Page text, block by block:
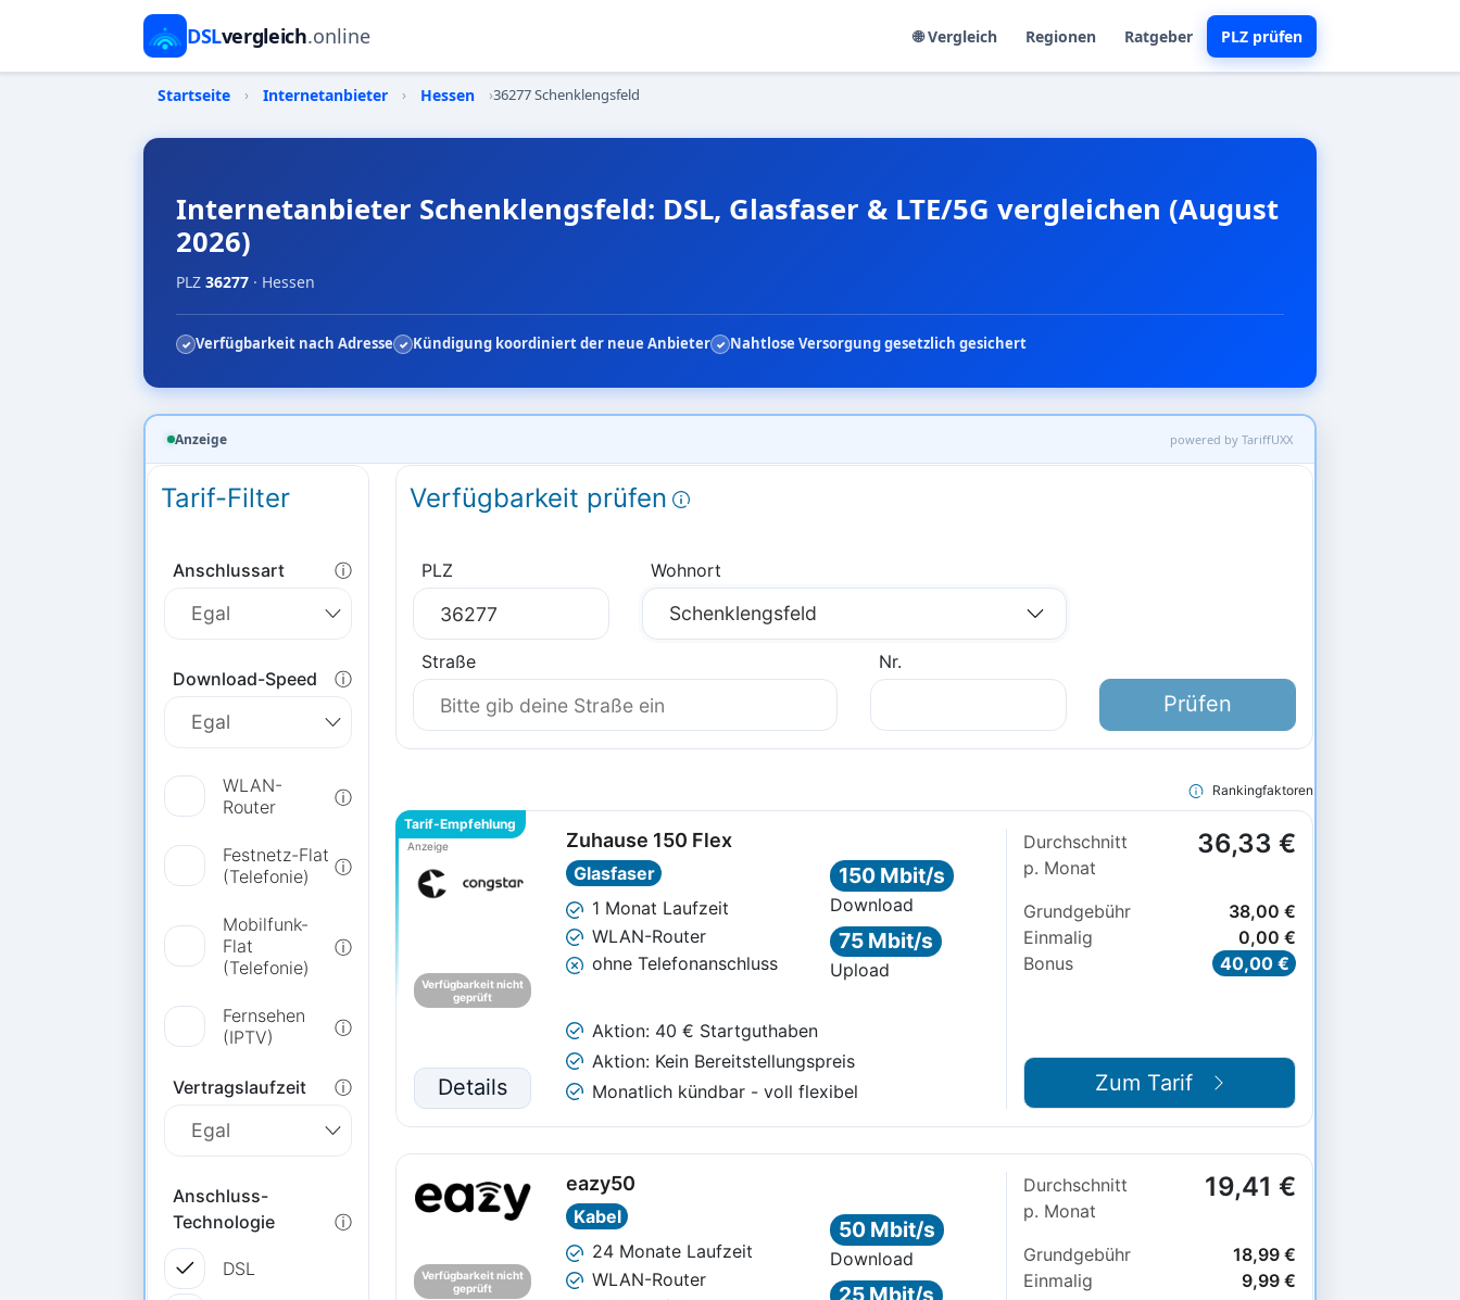
DSLvergleich.online 🌐 Vergleich Regionen Ratgeber PLZ prüfen
Startseite › Internetanbieter › Hessen ›36277 Schenklengsfeld
Internetanbieter Schenklengsfeld: DSL, Glasfaser & LTE/5G vergleichen (August
2026)
PLZ 36277 · Hessen
Verfügbarkeit nach Adresse Kündigung koordiniert der neue Anbieter Nahtlose Versorgung gesetzlich gesichert
Anzeige powered by TariffUXX